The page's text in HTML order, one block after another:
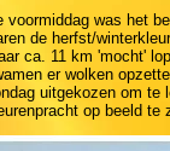
voormiddag was het
de herfst/
ca. 11 km 'mocht'
er wolken
uitgekozen om te
op beeld te